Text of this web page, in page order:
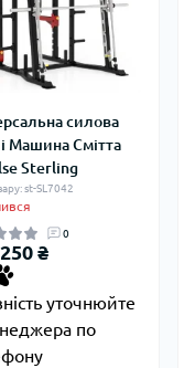
силова
Машина Смітта
Sterling
st-SL7042
0
₴
уточнюйте
по